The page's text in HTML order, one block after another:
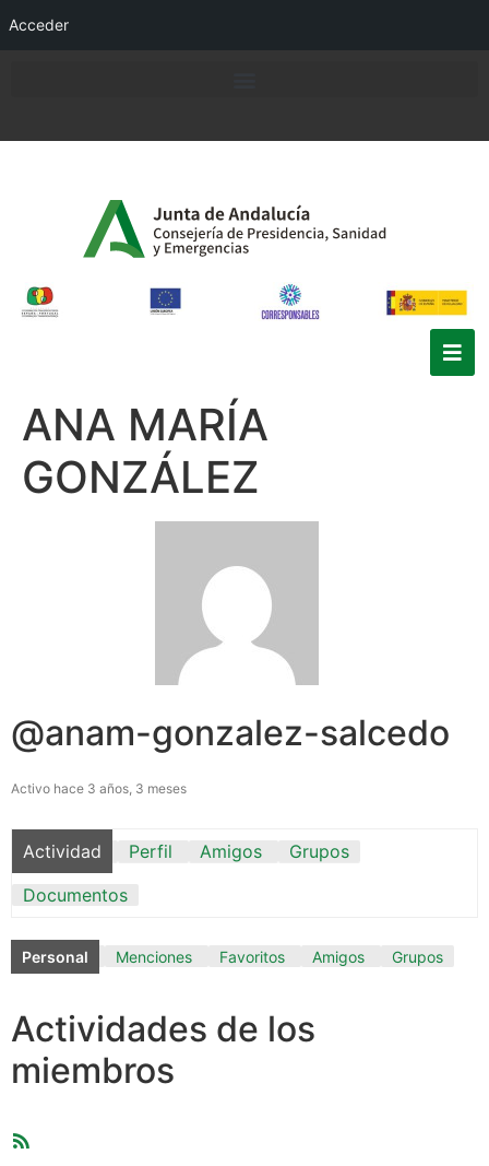
Acceder
ANA MARÍA
GONZÁLEZ
@anam-gonzalez-salcedo
Activo hace 3 años, 3 meses
Actividad Perfil Amigos
Grupos
Documentos
Personal Menciones Favoritos Amigos Grupos
Actividades de los
miembros